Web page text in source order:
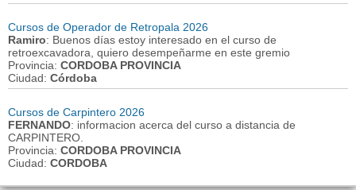
Cursos de Operador de Retropala 2026
Ramiro: Buenos días estoy interesado en el curso de
retroexcavadora, quiero desempeñarme en este gremio
Provincia: CORDOBA PROVINCIA
Ciudad: Córdoba
Cursos de Carpintero 2026
FERNANDO: informacion acerca del curso a distancia de
CARPINTERO.
Provincia: CORDOBA PROVINCIA
Ciudad: CORDOBA